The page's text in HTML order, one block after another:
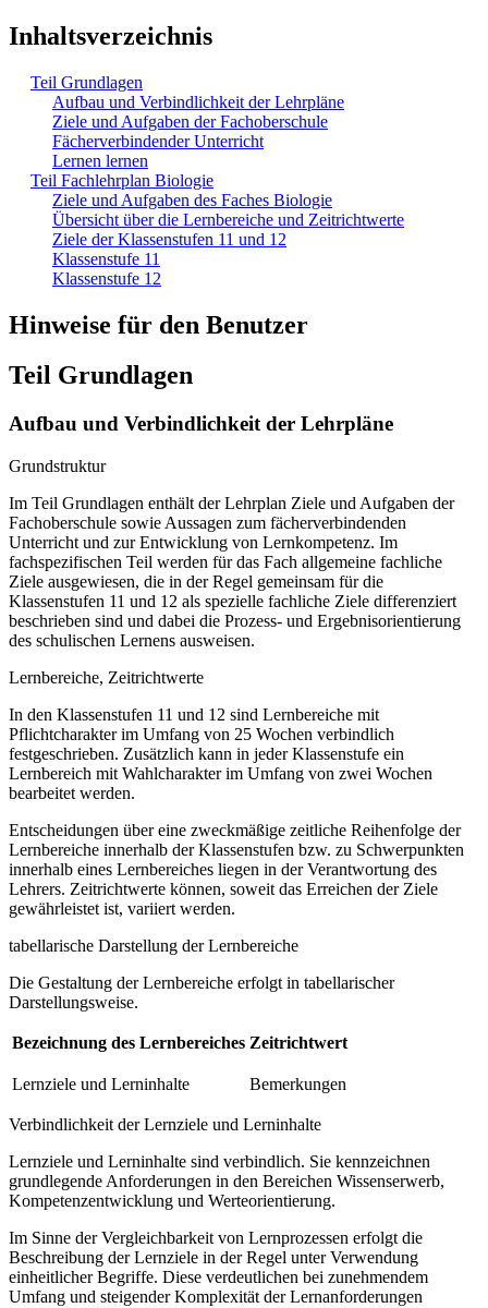
Inhaltsverzeichnis
Teil Grundlagen
Aufbau und Verbindlichkeit der Lehrpläne
Ziele und Aufgaben der Fachoberschule
Fächerverbindender Unterricht
Lernen lernen
Teil Fachlehrplan Biologie
Ziele und Aufgaben des Faches Biologie
Übersicht über die Lernbereiche und Zeitrichtwerte
Ziele der Klassenstufen 11 und 12
Klassenstufe 11
Klassenstufe 12
Hinweise für den Benutzer
Teil Grundlagen
Aufbau und Verbindlichkeit der Lehrpläne
Grundstruktur
Im Teil Grundlagen enthält der Lehrplan Ziele und Aufgaben der
Fachoberschule sowie Aussagen zum fächerverbindenden
Unterricht und zur Entwicklung von Lernkompetenz. Im
fachspezifischen Teil werden für das Fach allgemeine fachliche
Ziele ausgewiesen, die in der Regel gemeinsam für die
Klassenstufen 11 und 12 als spezielle fachliche Ziele differenziert
beschrieben sind und dabei die Prozess- und Ergebnisorientierung
des schulischen Lernens ausweisen.
Lernbereiche, Zeitrichtwerte
In den Klassenstufen 11 und 12 sind Lernbereiche mit
Pflichtcharakter im Umfang von 25 Wochen verbindlich
festgeschrieben. Zusätzlich kann in jeder Klassenstufe ein
Lernbereich mit Wahlcharakter im Umfang von zwei Wochen
bearbeitet werden.
Entscheidungen über eine zweckmäßige zeitliche Reihenfolge der
Lernbereiche innerhalb der Klassenstufen bzw. zu Schwerpunkten
innerhalb eines Lernbereiches liegen in der Verantwortung des
Lehrers. Zeitrichtwerte können, soweit das Erreichen der Ziele
gewährleistet ist, variiert werden.
tabellarische Darstellung der Lernbereiche
Die Gestaltung der Lernbereiche erfolgt in tabellarischer
Darstellungsweise.
Bezeichnung des Lernbereiches Zeitrichtwert
Lernziele und Lerninhalte Bemerkungen
Verbindlichkeit der Lernziele und Lerninhalte
Lernziele und Lerninhalte sind verbindlich. Sie kennzeichnen
grundlegende Anforderungen in den Bereichen Wissenserwerb,
Kompetenzentwicklung und Werteorientierung.
Im Sinne der Vergleichbarkeit von Lernprozessen erfolgt die
Beschreibung der Lernziele in der Regel unter Verwendung
einheitlicher Begriffe. Diese verdeutlichen bei zunehmendem
Umfang und steigender Komplexität der Lernanforderungen